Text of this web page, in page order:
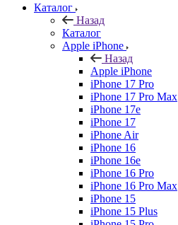
Каталог
Назад
Каталог
Apple iPhone
Назад
Apple iPhone
iPhone 17 Pro
iPhone 17 Pro Max
iPhone 17e
iPhone 17
iPhone Air
iPhone 16
iPhone 16e
iPhone 16 Pro
iPhone 16 Pro Max
iPhone 15
iPhone 15 Plus